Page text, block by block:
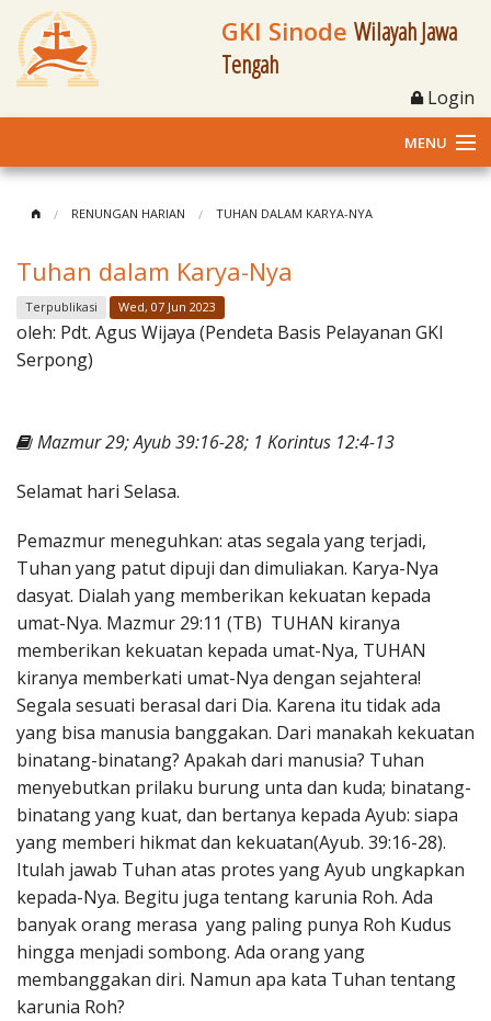
GKI Sinode Wilayah Jawa
Tengah
Login
MENU
Klasis dan Jemaat
Berita Kegiatan
Materi
RENUNGAN HARIAN TUHAN DALAM KARYA-NYA
Tuhan dalam Karya-Nya
Terpublikasi Wed, 07 Jun 2023
oleh: Pdt. Agus Wijaya (Pendeta Basis Pelayanan GKI
Serpong)
Mazmur 29; Ayub 39:16-28; 1 Korintus 12:4-13
Selamat hari Selasa.
Pemazmur meneguhkan: atas segala yang terjadi,
Tuhan yang patut dipuji dan dimuliakan. Karya-Nya
dasyat. Dialah yang memberikan kekuatan kepada
umat-Nya. Mazmur 29:11 (TB) TUHAN kiranya
memberikan kekuatan kepada umat-Nya, TUHAN
kiranya memberkati umat-Nya dengan sejahtera!
Segala sesuati berasal dari Dia. Karena itu tidak ada
yang bisa manusia banggakan. Dari manakah kekuatan
binatang-binatang? Apakah dari manusia? Tuhan
menyebutkan prilaku burung unta dan kuda; binatang-
binatang yang kuat, dan bertanya kepada Ayub: siapa
yang memberi hikmat dan kekuatan(Ayub. 39:16-28).
Itulah jawab Tuhan atas protes yang Ayub ungkapkan
kepada-Nya. Begitu juga tentang karunia Roh. Ada
banyak orang merasa yang paling punya Roh Kudus
hingga menjadi sombong. Ada orang yang
membanggakan diri. Namun apa kata Tuhan tentang
karunia Roh?